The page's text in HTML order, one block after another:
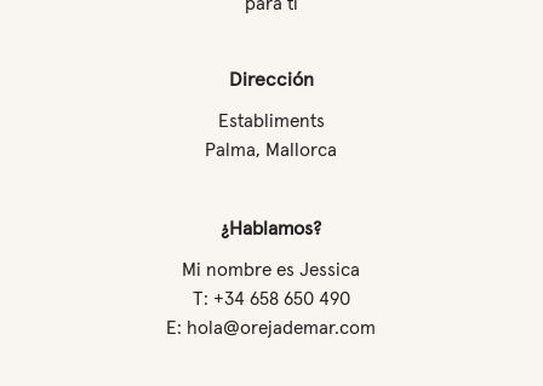
para ti
Dirección
Establiments
Palma, Mallorca
¿Hablamos?
Mi nombre es Jessica
T: +34 658 650 490
E: hola@orejademar.com